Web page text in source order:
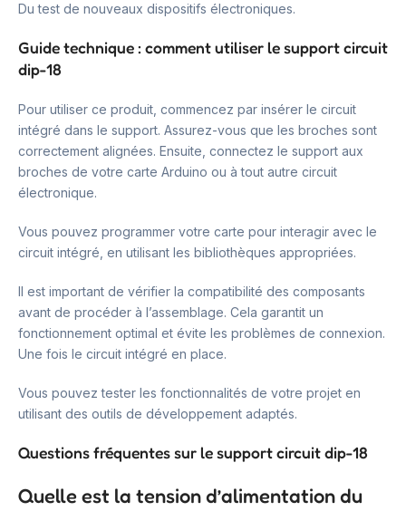
Du test de nouveaux dispositifs électroniques.
Guide technique : comment utiliser le support circuit
dip-18
Pour utiliser ce produit, commencez par insérer le circuit
intégré dans le support. Assurez-vous que les broches sont
correctement alignées. Ensuite, connectez le support aux
broches de votre carte Arduino ou à tout autre circuit
électronique.
Vous pouvez programmer votre carte pour interagir avec le
circuit intégré, en utilisant les bibliothèques appropriées.
Il est important de vérifier la compatibilité des composants
avant de procéder à l’assemblage. Cela garantit un
fonctionnement optimal et évite les problèmes de connexion.
Une fois le circuit intégré en place.
Vous pouvez tester les fonctionnalités de votre projet en
utilisant des outils de développement adaptés.
Questions fréquentes sur le support circuit dip-18
Quelle est la tension d’alimentation du